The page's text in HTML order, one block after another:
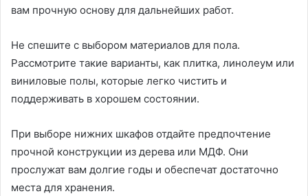
вам прочную основу для дальнейших работ.
Не спешите с выбором материалов для пола.
Рассмотрите такие варианты, как плитка, линолеум или
виниловые полы, которые легко чистить и
поддерживать в хорошем состоянии.
При выборе нижних шкафов отдайте предпочтение
прочной конструкции из дерева или МДФ. Они
прослужат вам долгие годы и обеспечат достаточно
места для хранения.